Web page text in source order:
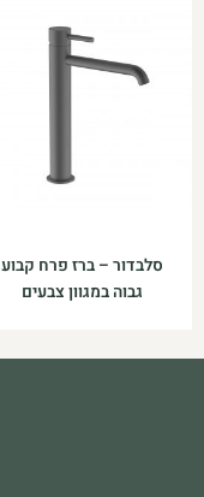
סלבדור – ברז פרח קבוע
גבוה במגוון צבעים